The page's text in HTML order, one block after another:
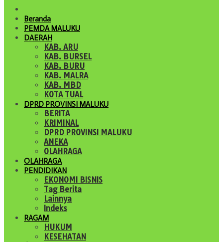
Beranda
PEMDA MALUKU
DAERAH
KAB. ARU
KAB. BURSEL
KAB. BURU
KAB. MALRA
KAB. MBD
KOTA TUAL
DPRD PROVINSI MALUKU
BERITA
KRIMINAL
DPRD PROVINSI MALUKU
ANEKA
OLAHRAGA
OLAHRAGA
PENDIDIKAN
EKONOMI BISNIS
Tag Berita
Lainnya
Indeks
RAGAM
HUKUM
KESEHATAN